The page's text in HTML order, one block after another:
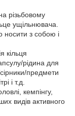
різьбовому
ущільнювача.
носити з собою і
кільця
рідина для
предмети
і т.д.
кемпінгу,
видів активного